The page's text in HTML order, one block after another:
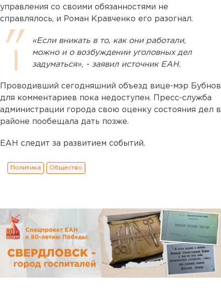
управления со своими обязанностями не
справлялось, и Роман Кравченко его разогнал.
«Если вникать в то, как они работали,
можно и о возбуждении уголовных дел
задуматься», - заявил источник ЕАН.
Проводивший сегодняшний объезд вице-мэр Бубнов
для комментариев пока недоступен. Пресс-служба
администрации города свою оценку состояния дел в
районе пообещала дать позже.
ЕАН следит за развитием событий.
Политика Общество